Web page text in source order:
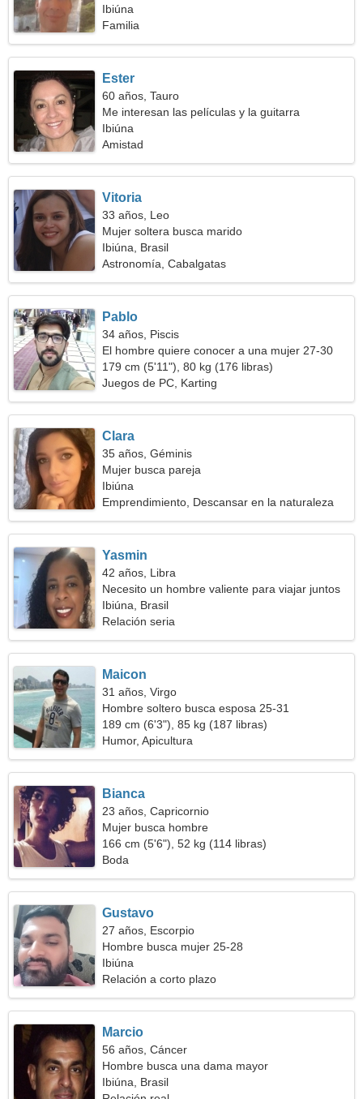
juguetona
Ibiúna
Familia
Ester
60 años, Tauro
Me interesan las películas y la guitarra
Ibiúna
Amistad
Vitoria
33 años, Leo
Mujer soltera busca marido
Ibiúna, Brasil
Astronomía, Cabalgatas
Pablo
34 años, Piscis
El hombre quiere conocer a una mujer 27-30
179 cm (5'11"), 80 kg (176 libras)
Juegos de PC, Karting
Clara
35 años, Géminis
Mujer busca pareja
Ibiúna
Emprendimiento, Descansar en la naturaleza
Yasmin
42 años, Libra
Necesito un hombre valiente para viajar juntos
Ibiúna, Brasil
Relación seria
Maicon
31 años, Virgo
Hombre soltero busca esposa 25-31
189 cm (6'3"), 85 kg (187 libras)
Humor, Apicultura
Bianca
23 años, Capricornio
Mujer busca hombre
166 cm (5'6"), 52 kg (114 libras)
Boda
Gustavo
27 años, Escorpio
Hombre busca mujer 25-28
Ibiúna
Relación a corto plazo
Marcio
56 años, Cáncer
Hombre busca una dama mayor
Ibiúna, Brasil